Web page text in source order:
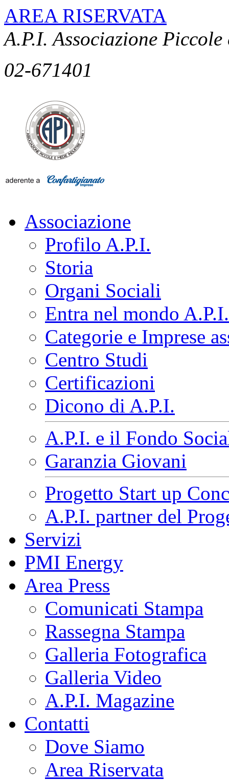
AREA RISERVATA
A.P.I. Associazione
02-671401
Associazione
Profilo A.P.I.
Storia
Organi Sociali
Entra nel mondo A.P.I.
Categorie e Imprese
Centro Studi
Certificazioni
Dicono di A.P.I.
A.P.I. e il Fondo
Garanzia Giovani
Progetto Start up
A.P.I. partner del
Servizi
PMI Energy
Area Press
Comunicati Stampa
Rassegna Stampa
Galleria Fotografica
Galleria Video
A.P.I. Magazine
Contatti
Dove Siamo
Area Riservata